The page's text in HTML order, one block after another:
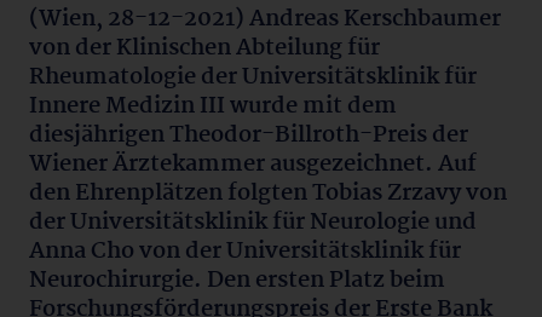
(Wien, 28-12-2021) Andreas Kerschbaumer
von der Klinischen Abteilung für
Rheumatologie der Universitätsklinik für
Innere Medizin III wurde mit dem
diesjährigen Theodor-Billroth-Preis der
Wiener Ärztekammer ausgezeichnet. Auf
den Ehrenplätzen folgten Tobias Zrzavy von
der Universitätsklinik für Neurologie und
Anna Cho von der Universitätsklinik für
Neurochirurgie. Den ersten Platz beim
Forschungsförderungspreis der Erste Bank